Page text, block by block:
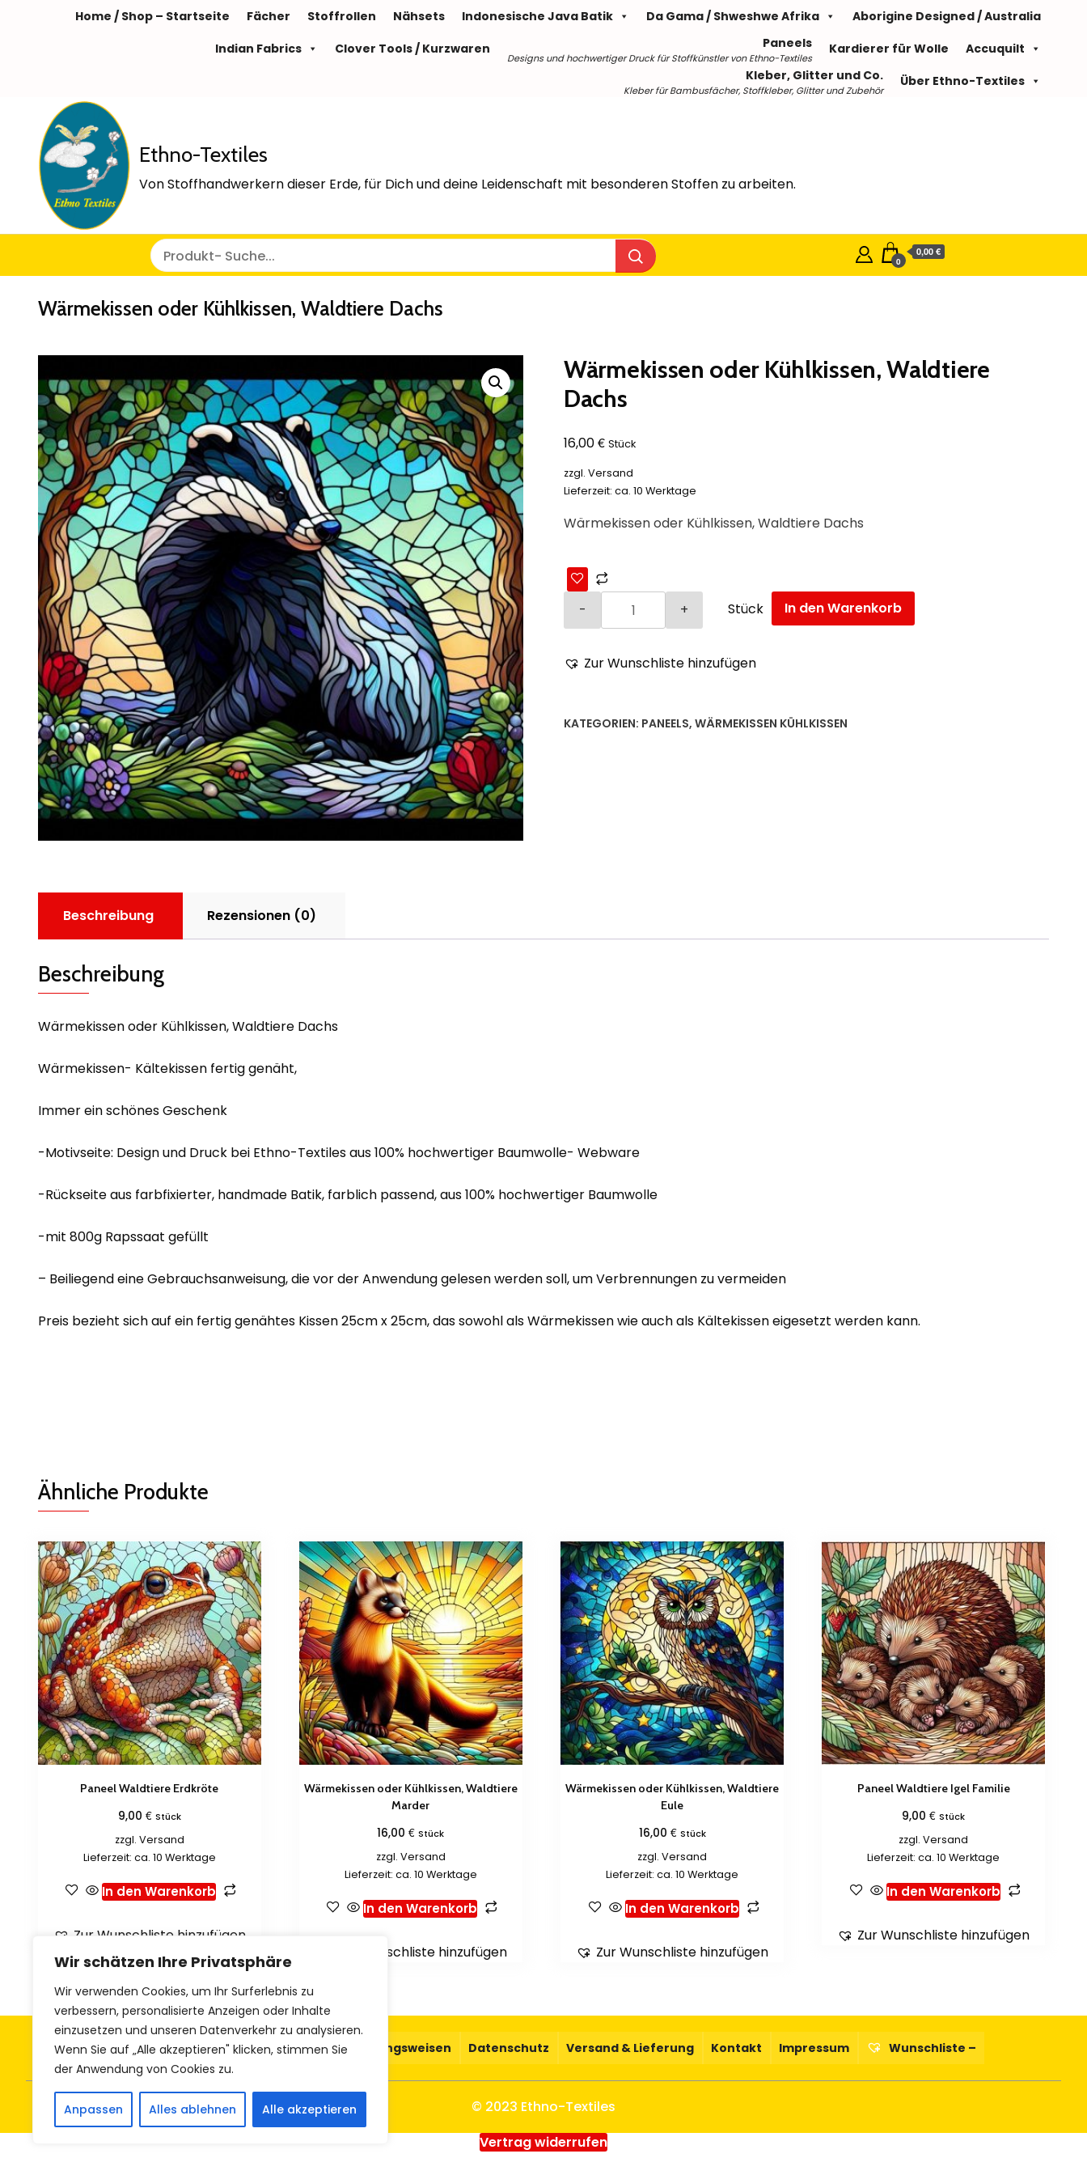
Wir schätzen Ihre Privatsphäre
Wir verwenden Cookies, um Ihr Surferlebnis zu
verbessern, personalisierte Anzeigen oder Inhalte
einzusetzen und unseren Datenverkehr zu analysieren.
Wenn Sie auf „Alle akzeptieren" klicken, stimmen Sie
der Anwendung von Cookies zu.
Anpassen Alles ablehnen Alle akzeptieren
Home / Shop – Startseite Fächer Stoffrollen Nähsets Indonesische Java Batik Da Gama / Shweshwe Afrika
Aborigine Designed / Australia
Indian Fabrics
Clover Tools / Kurzwaren Paneels
Designs und hochwertiger Druck für Stoffkünstler von Ethno-Textiles
Kardierer für Wolle
Accuquilt
Kleber, Glitter und Co.
Kleber für Bambusfächer, Stoffkleber, Glitter und Zubehör
Über Ethno-Textiles
Ethno-Textiles
Von Stoffhandwerkern dieser Erde, für Dich und deine Leidenschaft mit besonderen Stoffen zu arbeiten.
0
0,00 €
Wärmekissen oder Kühlkissen, Waldtiere Dachs
Wärmekissen oder Kühlkissen, Waldtiere
Dachs
16,00€ Stück
zzgl. Versand
Lieferzeit: ca. 10 Werktage
Wärmekissen oder Kühlkissen, Waldtiere Dachs
Stück In den Warenkorb
Zur Wunschliste hinzufügen
KATEGORIEN: PANEELS, WÄRMEKISSEN KÜHLKISSEN
Beschreibung Rezensionen (0)
Beschreibung
Wärmekissen oder Kühlkissen, Waldtiere Dachs
Wärmekissen- Kältekissen fertig genäht,
Immer ein schönes Geschenk
-Motivseite: Design und Druck bei Ethno-Textiles aus 100% hochwertiger Baumwolle- Webware
-Rückseite aus farbfixierter, handmade Batik, farblich passend, aus 100% hochwertiger Baumwolle
-mit 800g Rapssaat gefüllt
– Beiliegend eine Gebrauchsanweisung, die vor der Anwendung gelesen werden soll, um Verbrennungen zu vermeiden
Preis bezieht sich auf ein fertig genähtes Kissen 25cm x 25cm, das sowohl als Wärmekissen wie auch als Kältekissen eigesetzt werden kann.
Ähnliche Produkte
Paneel Waldtiere Erdkröte
9,00 € Stück
zzgl. Versand
Lieferzeit: ca. 10 Werktage
In den Warenkorb
Zur Wunschliste hinzufügen
Wärmekissen oder Kühlkissen, Waldtiere
Marder
16,00€ Stück
zzgl. Versand
Lieferzeit: ca. 10 Werktage
In den Warenkorb
Zur Wunschliste hinzufügen
Wärmekissen oder Kühlkissen, Waldtiere
Eule
16,00 € Stück
zzgl.Versand
Lieferzeit: ca. 10 Werktage
In den Warenkorb
Zur Wunschliste hinzufügen
Paneel Waldtiere Igel Familie
9,00€ Stück
zzgl.Versand
Lieferzeit: ca. 10 Werktage
In den Warenkorb
Zur Wunschliste hinzufügen
Allgemeine Geschäftsbedingungen Zahlungsweisen Datenschutz Versand & Lieferung Kontakt Impressum Wunschliste –
© 2023 Ethno-Textiles
Vertrag widerrufen